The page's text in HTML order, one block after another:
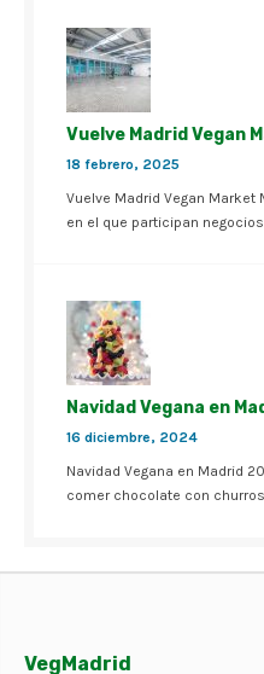
Vuelve Madrid Vegan
18 febrero, 2025
Vuelve Madrid Vegan Market
en el que participan
Navidad Vegana en
16 diciembre, 2024
Navidad Vegana en Madrid
comer chocolate con
VegMadrid